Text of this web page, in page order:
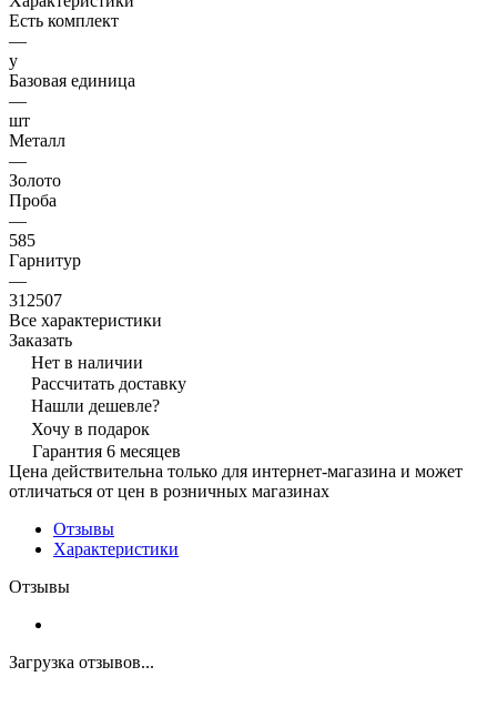
Есть комплект
—
y
Базовая единица
—
шт
Металл
—
Золото
Проба
—
585
Гарнитур
—
312507
Все характеристики
Заказать
Нет в наличии
Рассчитать доставку
Нашли дешевле?
Хочу в подарок
Гарантия 6 месяцев
Цена действительна только для интернет-магазина и может
отличаться от цен в розничных магазинах
Отзывы
Характеристики
Отзывы
Загрузка отзывов...